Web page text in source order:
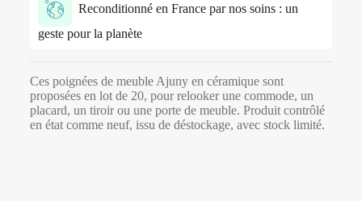
Reconditionné en France par nos soins : un
geste pour la planète
Ces poignées de meuble Ajuny en céramique sont
proposées en lot de 20, pour relooker une commode, un
placard, un tiroir ou une porte de meuble. Produit contrôlé
en état comme neuf, issu de déstockage, avec stock limité.